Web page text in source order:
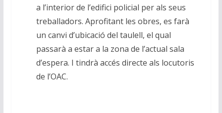
a l’interior de l’edifici policial per als seus
treballadors. Aprofitant les obres, es farà
un canvi d’ubicació del taulell, el qual
passarà a estar a la zona de l’actual sala
d’espera. I tindrà accés directe als locutoris
de l’OAC.